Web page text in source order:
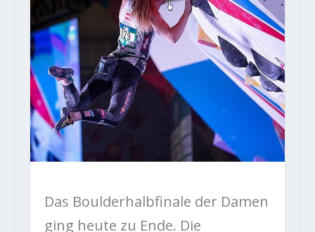
Das Boulderhalbfinale der Damen
ging heute zu Ende. Die